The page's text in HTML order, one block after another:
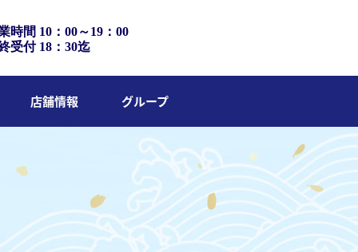
時間 10：00～19：00
受付 18：30迄
店舗情報 グループ